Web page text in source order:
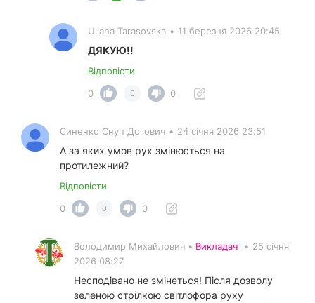
Uliana Tarasovska • 11 березня 2026 20:45
ДЯКУЮ!!
Відповісти
0
0 0
Синенко Снуп Догович • 24 січня 2026 23:51
А за яких умов рух змінюється на
протилежний?
Відповісти
0
0 0
Володимир Михайлович • Викладач • 25 січня
2026 08:27
Несподівано не змінеться! Після дозволу
зеленою стрілкою світлофора руху